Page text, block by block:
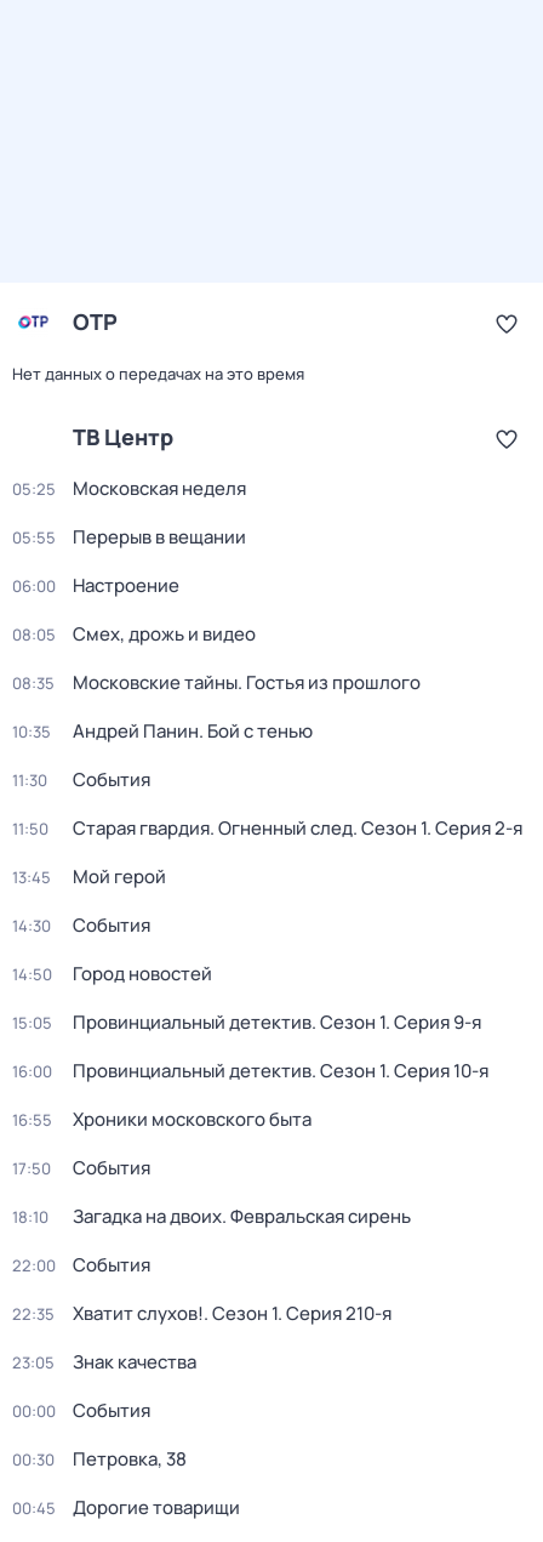
ОТР
Нет данных о передачах на это время
ТВ Центр
05:25 Московская неделя
05:55 Перерыв в вещании
06:00 Настроение
08:05 Смех, дрожь и видео
08:35 Московские тайны. Гостья из прошлого
10:35 Андрей Панин. Бой с тенью
11:30 События
11:50 Старая гвардия. Огненный след. Сезон 1. Серия 2-я
13:45 Мой герой
14:30 События
14:50 Город новостей
15:05 Провинциальный детектив. Сезон 1. Серия 9-я
16:00 Провинциальный детектив. Сезон 1. Серия 10-я
16:55 Хроники московского быта
17:50 События
18:10 Загадка на двоих. Февральская сирень
22:00 События
22:35 Хватит слухов!. Сезон 1. Серия 210-я
23:05 Знак качества
00:00 События
00:30 Петровка, 38
00:45 Дорогие товарищи